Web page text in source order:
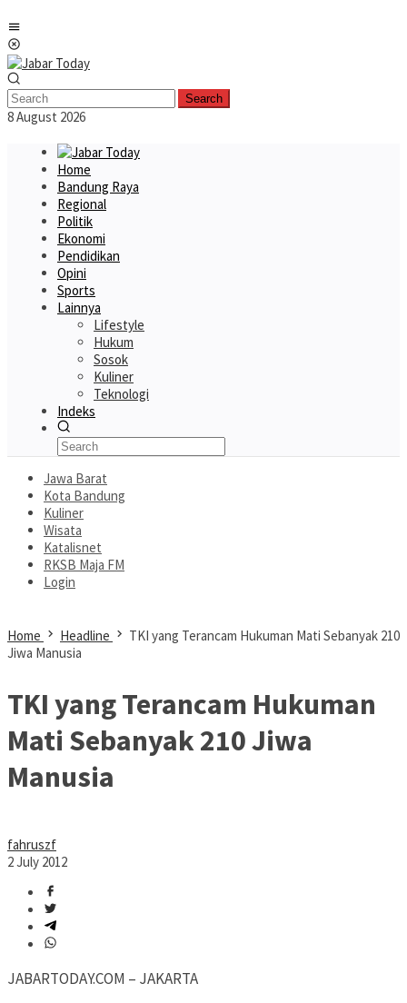
to
content
Search
8 August 2026
Home
Bandung Raya
Regional
Politik
Ekonomi
Pendidikan
Opini
Sports
Lainnya
Lifestyle
Hukum
Sosok
Kuliner
Teknologi
Indeks
Jawa Barat
Kota Bandung
Kuliner
Wisata
Katalisnet
RKSB Maja FM
Login
Home Headline
TKI yang Terancam Hukuman Mati Sebanyak 210
Jiwa Manusia
TKI yang Terancam Hukuman
Mati Sebanyak 210 Jiwa
Manusia
fahruszf
2 July 2012
JABARTODAY.COM – JAKARTA